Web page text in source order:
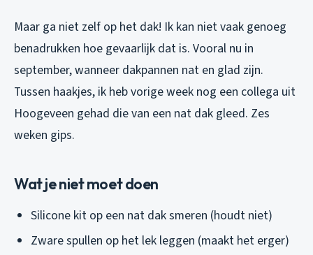
Maar ga niet zelf op het dak! Ik kan niet vaak genoeg
benadrukken hoe gevaarlijk dat is. Vooral nu in
september, wanneer dakpannen nat en glad zijn.
Tussen haakjes, ik heb vorige week nog een collega uit
Hoogeveen gehad die van een nat dak gleed. Zes
weken gips.
Wat je niet moet doen
Silicone kit op een nat dak smeren (houdt niet)
Zware spullen op het lek leggen (maakt het erger)